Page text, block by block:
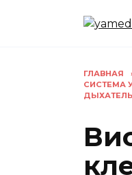
ГЛАВНАЯ
СИСТЕМА